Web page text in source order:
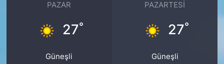
PAZAR
27°
Güneşli
PAZARTESI
27°
Güneşli